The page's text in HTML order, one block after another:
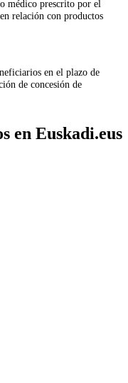
médico prescrito por el
relación con productos
en el plazo de
de concesión de
en Euskadi.eus